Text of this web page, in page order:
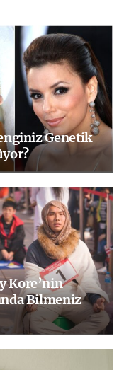
Genetik
Kore’nin
Bilmeniz